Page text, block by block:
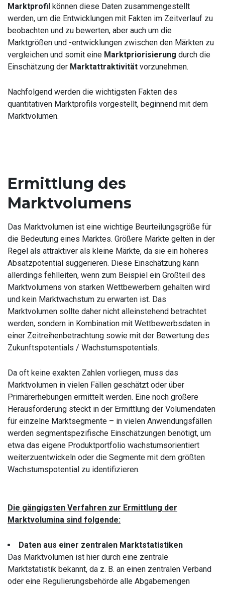
Marktprofil können diese Daten zusammengestellt
werden, um die Entwicklungen mit Fakten im Zeitverlauf zu
beobachten und zu bewerten, aber auch um die
Marktgrößen und -entwicklungen zwischen den Märkten zu
vergleichen und somit eine Marktpriorisierung durch die
Einschätzung der Marktattraktivität vorzunehmen.
Nachfolgend werden die wichtigsten Fakten des
quantitativen Marktprofils vorgestellt, beginnend mit dem
Marktvolumen.
Ermittlung des
Marktvolumens
Das Marktvolumen ist eine wichtige Beurteilungsgröße für
die Bedeutung eines Marktes. Größere Märkte gelten in der
Regel als attraktiver als kleine Märkte, da sie ein höheres
Absatzpotential suggerieren. Diese Einschätzung kann
allerdings fehlleiten, wenn zum Beispiel ein Großteil des
Marktvolumens von starken Wettbewerbern gehalten wird
und kein Marktwachstum zu erwarten ist. Das
Marktvolumen sollte daher nicht alleinstehend betrachtet
werden, sondern in Kombination mit Wettbewerbsdaten in
einer Zeitreihenbetrachtung sowie mit der Bewertung des
Zukunftspotentials / Wachstumspotentials.
Da oft keine exakten Zahlen vorliegen, muss das
Marktvolumen in vielen Fällen geschätzt oder über
Primärerhebungen ermittelt werden. Eine noch größere
Herausforderung steckt in der Ermittlung der Volumendaten
für einzelne Marktsegmente – in vielen Anwendungsfällen
werden segmentspezifische Einschätzungen benötigt, um
etwa das eigene Produktportfolio wachstumsorientiert
weiterzuentwickeln oder die Segmente mit dem größten
Wachstumspotential zu identifizieren.
Die gängigsten Verfahren zur Ermittlung der
Marktvolumina sind folgende:
Daten aus einer zentralen Marktstatistiken
Das Marktvolumen ist hier durch eine zentrale
Marktstatistik bekannt, da z. B. an einen zentralen Verband
oder eine Regulierungsbehörde alle Abgabemengen